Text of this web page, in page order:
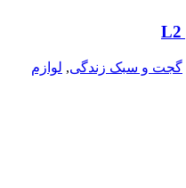
گجت و سبک زندگی, لوازم